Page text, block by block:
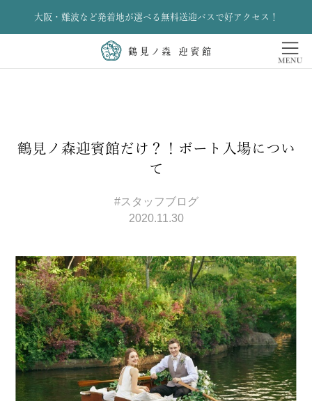
大阪・難波など発着地が選べる無料送迎バスで好アクセス！
鶴見ノ森迎賓館だけ？！ボート入場につい
て
#スタッフブログ
2020.11.30